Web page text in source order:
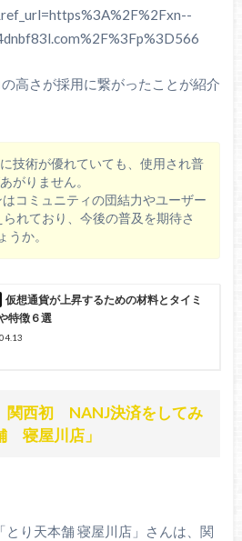
高さが採用に繋がったことが紹介
技術が優れていても、使用され普
がりません。
コミュニティの団結力やユーザー
れており、今後の普及を期待さ
うか。
仮想通貨が上昇するための材料とタイミ
特徴６選
関西初 NANJ決済をしてみ
寝屋川店」
り天本舗 寝屋川店」さんは、関